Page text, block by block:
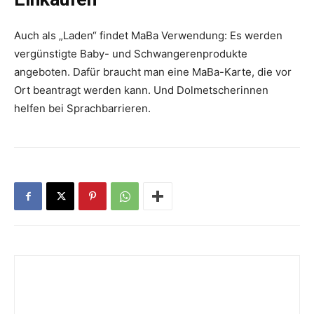
Auch als „Laden“ ­findet MaBa Verwendung: Es werden
vergünstigte Baby- und Schwangerenprodukte
angeboten. Dafür braucht man eine MaBa-Karte, die vor
Ort beantragt werden kann. Und Dolmetscherinnen
helfen bei Sprachbarrieren.